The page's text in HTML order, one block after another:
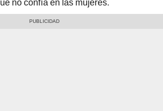
no confía en las mujeres.